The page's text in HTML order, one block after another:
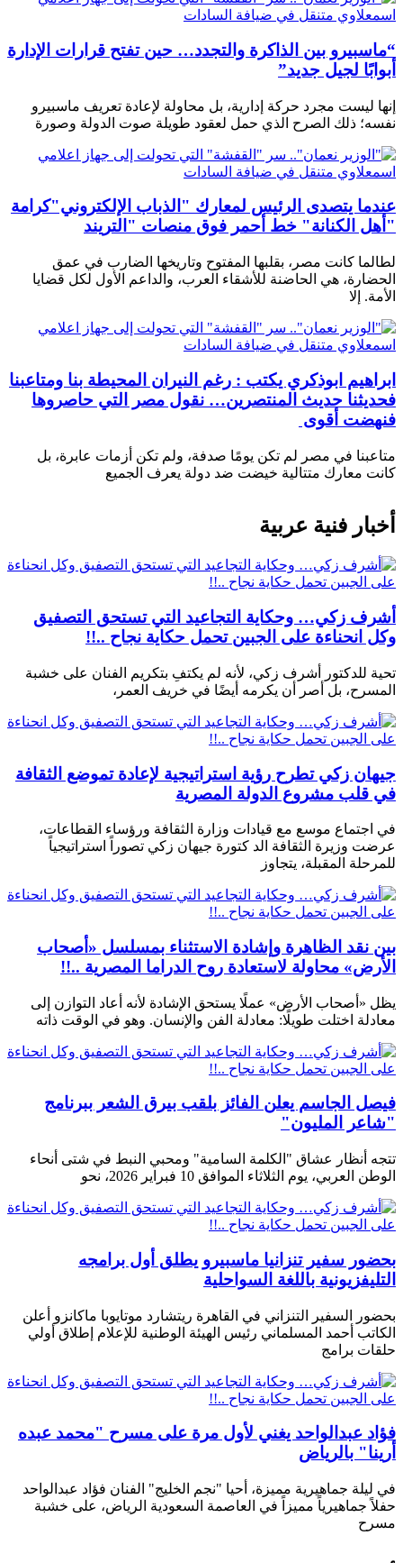
“ماسبيرو بين الذاكرة والتجدد… حين تفتح قرارات الإدارة
أبوابًا لجيل جديد”
إنها ليست مجرد حركة إدارية، بل محاولة لإعادة تعريف ماسبيرو
نفسه؛ ذلك الصرح الذي حمل لعقود طويلة صوت الدولة وصورة
عندما يتصدى الرئيس لمعارك "الذباب الإلكتروني"كرامة
"أهل الكنانة" خط أحمر فوق منصات "التريند
لطالما كانت مصر، بقلبها المفتوح وتاريخها الضارب في عمق
الحضارة، هي الحاضنة للأشقاء العرب، والداعم الأول لكل قضايا
الأمة. إلا
ابراهيم ابوذكري يكتب : رغم النيران المحيطة بنا ومتاعبنا
فحديثنا حديث المنتصرين… نقول مصر التي حاصروها
فنهضت أقوى
متاعبنا في مصر لم تكن يومًا صدفة، ولم تكن أزمات عابرة، بل
كانت معارك متتالية خيضت ضد دولة يعرف الجميع
أخبار فنية عربية
أشرف زكي… وحكاية التجاعيد التي تستحق التصفيق
وكل انحناءة على الجبين تحمل حكاية نجاح ..!!
تحية للدكتور أشرف زكي، لأنه لم يكتفِ بتكريم الفنان على خشبة
المسرح، بل أصر أن يكرمه أيضًا في خريف العمر،
جيهان زكي تطرح رؤية استراتيجية لإعادة تموضع الثقافة
في قلب مشروع الدولة المصرية
في اجتماع موسع مع قيادات وزارة الثقافة ورؤساء القطاعات،
عرضت وزيرة الثقافة الد كتورة جيهان زكي تصوراً استراتيجياً
للمرحلة المقبلة، يتجاوز
بين نقد الظاهرة وإشادة الاستثناء بمسلسل «أصحاب
الأرض» محاولة لاستعادة روح الدراما المصرية ..!!
يظل «أصحاب الأرض» عملًا يستحق الإشادة لأنه أعاد التوازن إلى
معادلة اختلت طويلًا: معادلة الفن والإنسان. وهو في الوقت ذاته
فيصل الجاسم يعلن الفائز بلقب بيرق الشعر ببرنامج
"شاعر المليون"
تتجه أنظار عشاق "الكلمة السامية" ومحبي النبط في شتى أنحاء
الوطن العربي، يوم الثلاثاء الموافق 10 فبراير 2026، نحو
بحضور سفير تنزانيا ماسبيرو يطلق أول برامجه
التليفزيونية باللغة السواحلية
بحضور السفير التنزاني في القاهرة ريتشارد موتايوبا ماكانزو أعلن
الكاتب أحمد المسلماني رئيس الهيئة الوطنية للإعلام إطلاق أولي
حلقات برامج
فؤاد عبدالواحد يغني لأول مرة على مسرح "محمد عبده
أرينا" بالرياض
في ليلة جماهيرية مميزة، أحيا "نجم الخليج" الفنان فؤاد عبدالواحد
حفلاً جماهيرياً مميزاً في العاصمة السعودية الرياض، على خشبة
مسرح